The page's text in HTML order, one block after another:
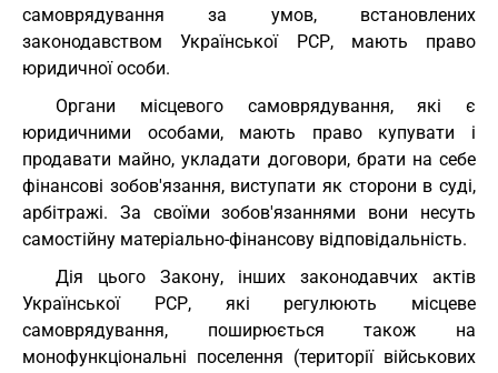
самоврядування за умов, встановлених
законодавством Української РСР, мають право
юридичної особи.
Органи місцевого самоврядування, які є
юридичними особами, мають право купувати і
продавати майно, укладати договори, брати на себе
фінансові зобов'язання, виступати як сторони в суді,
арбітражі. За своїми зобов'язаннями вони несуть
самостійну матеріально-фінансову відповідальність.
Дія цього Закону, інших законодавчих актів
Української РСР, які регулюють місцеве
самоврядування, поширюється також на
монофункціональні поселення (території військових